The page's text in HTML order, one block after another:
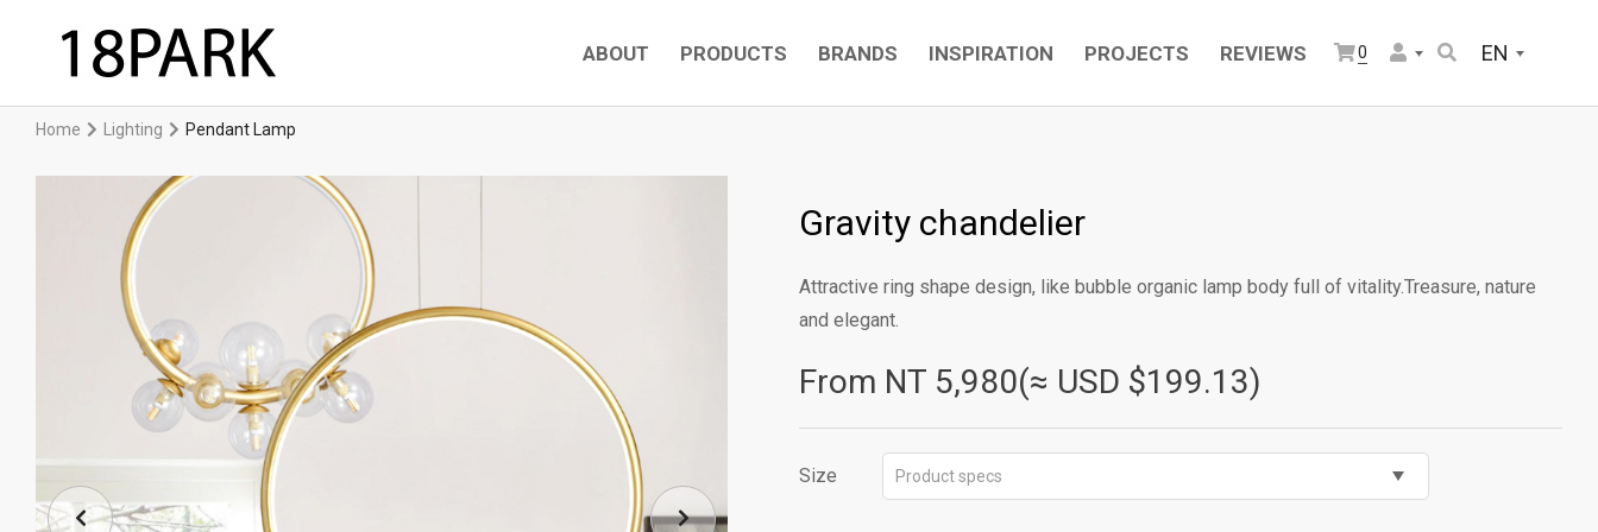
ABOUT PRODUCTS BRANDS INSPIRATION PROJECTS REVIEWS 0 EN
Home Lighting Pendant Lamp
Gravity chandelier
Attractive ring shape design, like bubble organic lamp body full of vitality.Treasure, nature
and elegant.
From NT 5,980(≈ USD $199.13)
Size Product specs